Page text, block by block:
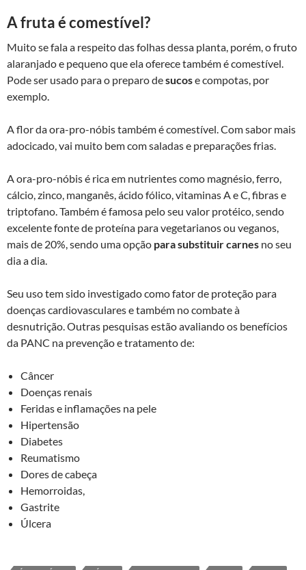
A fruta é comestível?
Muito se fala a respeito das folhas dessa planta, porém, o fruto
alaranjado e pequeno que ela oferece também é comestível.
Pode ser usado para o preparo desucose compotas, por
exemplo.
A flor da ora-pro-nóbis também é comestível. Com sabor mais
adocicado, vai muito bem com saladas e preparações frias.
A ora-pro-nóbis é rica em nutrientes como magnésio, ferro,
cálcio, zinco, manganês, ácido fólico, vitaminas A e C, fibras e
triptofano. Também é famosa pelo seu valor protéico, sendo
excelente fonte de proteína para vegetarianos ou veganos,
mais de 20%, sendo uma opção para substituir carnes no seu
dia a dia.
Seu uso tem sido investigado como fator de proteção para
doenças cardiovasculares e também no combate à
desnutrição. Outras pesquisas estão avaliando os benefícios
da PANC na prevenção e tratamento de:
Câncer
Doenças renais
Feridas e inflamações na pele
Hipertensão
Diabetes
Reumatismo
Dores de cabeça
Hemorroidas,
Gastrite
Úlcera